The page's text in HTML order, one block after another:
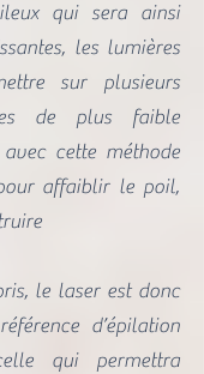
qui sera ainsi
les lumières
sur plusieurs
de plus faible
cette méthode
affaiblir le poil,
le laser est donc
d’épilation
qui permettra